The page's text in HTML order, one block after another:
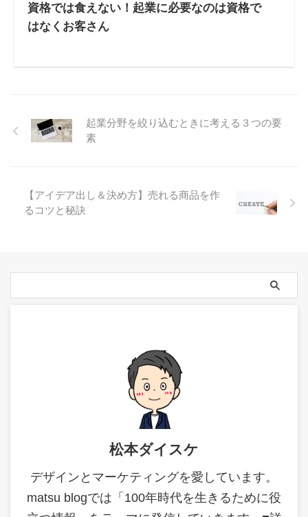
資格では食えない！起業に必要なのは資格で
はなくお客さん
起業分野を絞り込むときに考える３つの要
素
【アイデア出し＆決め方】売れる商品を作
るコツと秘訣
松本ダイスケ
デザインとマーケティングを愛しています。
matsu blogでは「100年時代を生きるために役